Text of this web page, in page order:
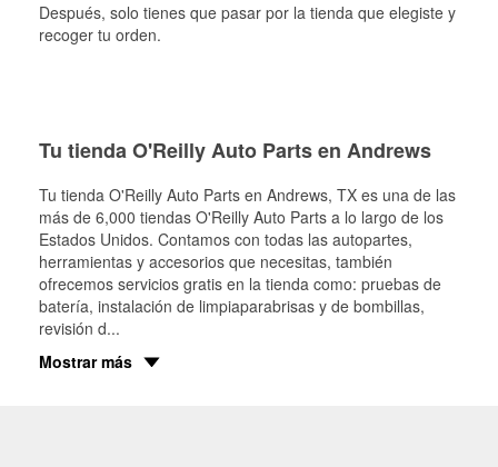
Después, solo tienes que pasar por la tienda que elegiste y
recoger tu orden.
Tu tienda O'Reilly Auto Parts en Andrews
Tu tienda O'Reilly Auto Parts en Andrews, TX es una de las
más de 6,000 tiendas O'Reilly Auto Parts a lo largo de los
Estados Unidos. Contamos con todas las autopartes,
herramientas y accesorios que necesitas, también
ofrecemos servicios gratis en la tienda como: pruebas de
batería, instalación de limpiaparabrisas y de bombillas,
revisión d...
Mostrar más